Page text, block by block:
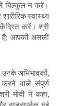
बिल्कुल न करें।
स्वास्थ्य
करें। श्री
है;आपकी असली
उनके अभिभावकों
करने वाले संपूर्ण
मोदी ने कहा